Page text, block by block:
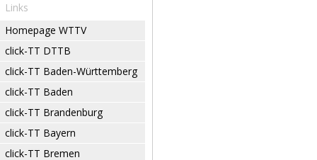
Links
Homepage WTTV
click-TT DTTB
click-TT Baden-Württemberg
click-TT Baden
click-TT Brandenburg
click-TT Bayern
click-TT Bremen